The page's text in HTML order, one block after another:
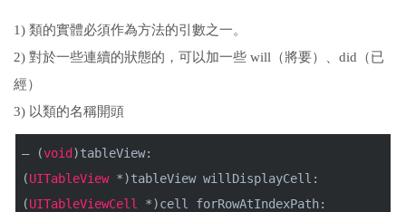
1) 類的實體必須作為方法的引數之一。
2) 對於一些連續的狀態的，可以加一些 will（將要）、did（已
經）
3) 以類的名稱開頭
– (void)tableView:
(UITableView*)tableView willDisplayCell:
(UITableViewCell
*)cell forRowAtIndexPath: